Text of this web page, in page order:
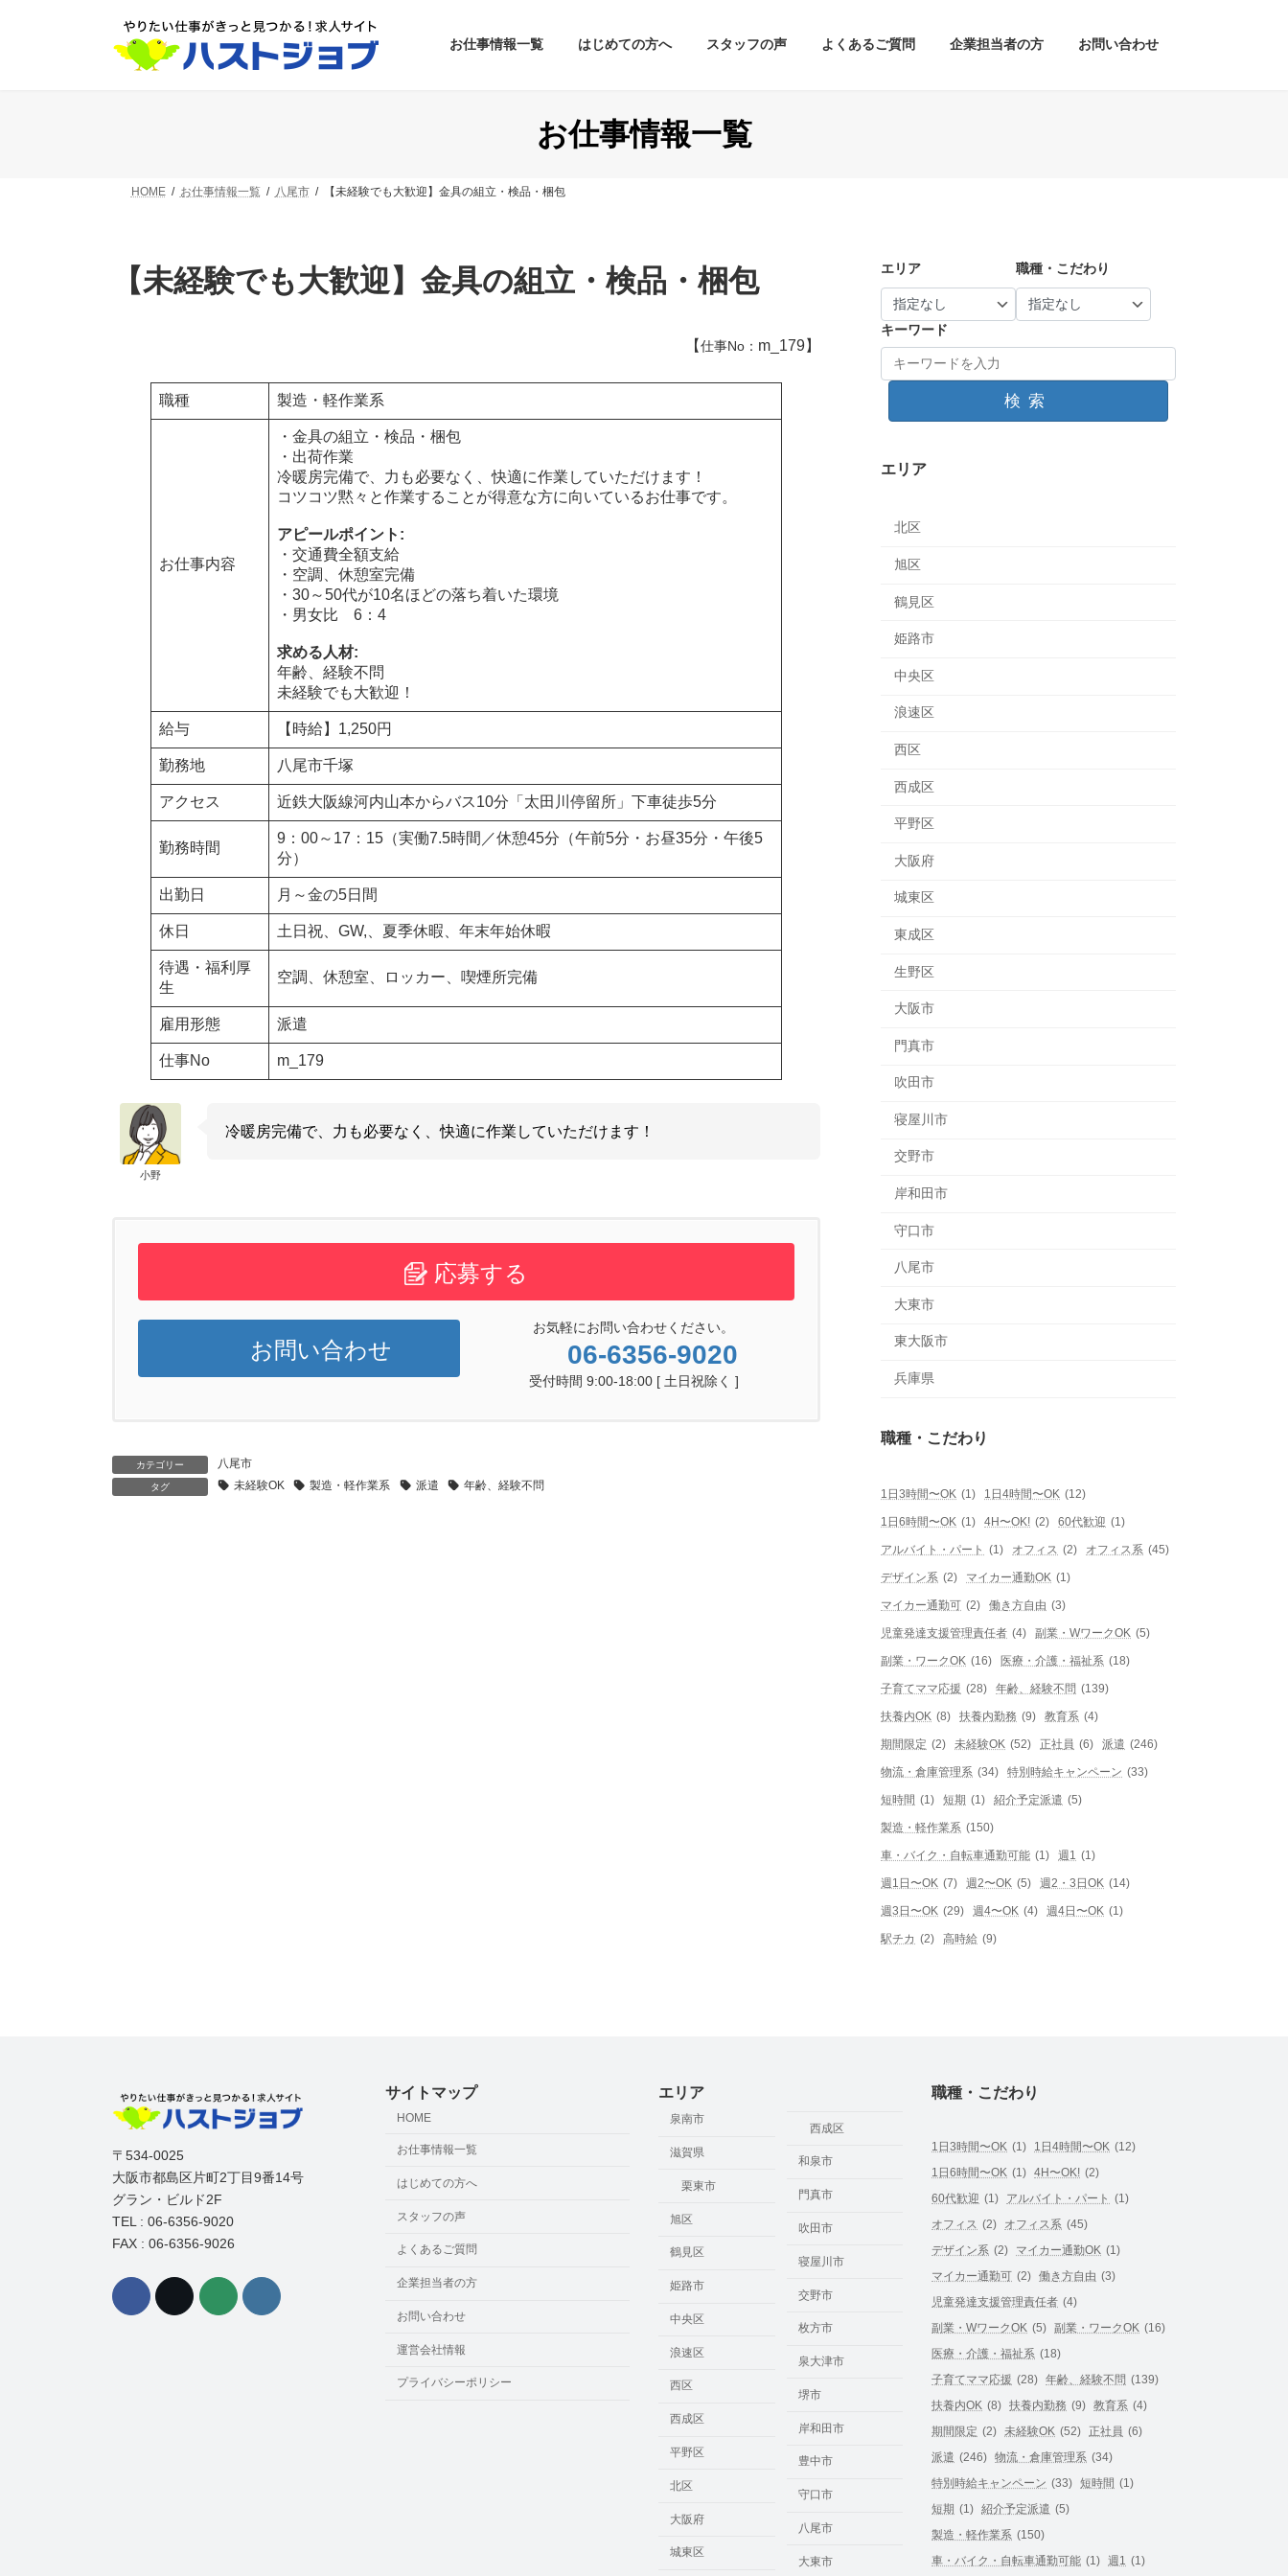
お仕事情報一覧 はじめての方へ スタッフの声 よくあるご質問 企業担当者の方 お問い合わせ
お仕事情報一覧
HOME お仕事情報一覧 八尾市 【未経験でも大歓迎】金具の組立・検品・梱包
【未経験でも大歓迎】金具の組立・検品・梱包
【仕事No： m_179】
職種 製造・軽作業系
お仕事内容
・金具の組立・検品・梱包
・出荷作業
冷暖房完備で、力も必要なく、快適に作業していただけます！
コツコツ黙々と作業することが得意な方に向いているお仕事です。
アピールポイント:
・交通費全額支給
・空調、休憩室完備
・30～50代が10名ほどの落ち着いた環境
・男女比 6：4
求める人材:
年齢、経験不問
未経験でも大歓迎！
給与 【時給】1,250円
勤務地 八尾市千塚
アクセス 近鉄大阪線河内山本からバス10分「太田川停留所」下車徒歩5分
勤務時間
9：00～17：15（実働7.5時間／休憩45分（午前5分・お昼35分・午後5
分）
出勤日 月～金の5日間
休日 土日祝、GW,、夏季休暇、年末年始休暇
待遇・福利厚
生
空調、休憩室、ロッカー、喫煙所完備
雇用形態 派遣
仕事No m_179
小野
冷暖房完備で、力も必要なく、快適に作業していただけます！
応募する
お問い合わせ
お気軽にお問い合わせください。
06-6356-9020
受付時間 9:00-18:00 [ 土日祝除く ]
カテゴリー 八尾市
タグ 未経験OK 製造・軽作業系 派遣 年齢、経験不問
エリア 職種・こだわり
キーワード
検索
エリア
北区
旭区
鶴見区
姫路市
中央区
浪速区
西区
西成区
平野区
大阪府
城東区
東成区
生野区
大阪市
門真市
吹田市
寝屋川市
交野市
岸和田市
守口市
八尾市
大東市
東大阪市
兵庫県
職種・こだわり
1日3時間〜OK (1) 1日4時間〜OK (12)
1日6時間〜OK (1) 4H〜OK! (2) 60代歓迎 (1)
アルバイト・パート (1) オフィス (2) オフィス系 (45)
デザイン系 (2) マイカー通勤OK (1)
マイカー通勤可 (2) 働き方自由 (3)
児童発達支援管理責任者 (4) 副業・WワークOK (5)
副業・ワークOK (16) 医療・介護・福祉系 (18)
子育てママ応援 (28) 年齢、経験不問 (139)
扶養内OK (8) 扶養内勤務 (9) 教育系 (4)
期間限定 (2) 未経験OK (52) 正社員 (6) 派遣 (246)
物流・倉庫管理系 (34) 特別時給キャンペーン (33)
短時間 (1) 短期 (1) 紹介予定派遣 (5)
製造・軽作業系 (150)
車・バイク・自転車通勤可能 (1) 週1 (1)
週1日〜OK (7) 週2〜OK (5) 週2・3日OK (14)
週3日〜OK (29) 週4〜OK (4) 週4日〜OK (1)
駅チカ (2) 高時給 (9)
〒534-0025
大阪市都島区片町2丁目9番14号
グラン・ビルド2F
TEL : 06-6356-9020
FAX : 06-6356-9026
サイトマップ
HOME
お仕事情報一覧
はじめての方へ
スタッフの声
よくあるご質問
企業担当者の方
お問い合わせ
運営会社情報
プライバシーポリシー
エリア
泉南市
滋賀県
栗東市
旭区
鶴見区
姫路市
中央区
浪速区
西区
西成区
平野区
北区
大阪府
城東区
西成区
和泉市
門真市
吹田市
寝屋川市
交野市
枚方市
泉大津市
堺市
岸和田市
豊中市
守口市
八尾市
大東市
職種・こだわり
1日3時間〜OK (1) 1日4時間〜OK (12)
1日6時間〜OK (1) 4H〜OK! (2)
60代歓迎 (1) アルバイト・パート (1)
オフィス (2) オフィス系 (45)
デザイン系 (2) マイカー通勤OK (1)
マイカー通勤可 (2) 働き方自由 (3)
児童発達支援管理責任者 (4)
副業・WワークOK (5) 副業・ワークOK (16)
医療・介護・福祉系 (18)
子育てママ応援 (28) 年齢、経験不問 (139)
扶養内OK (8) 扶養内勤務 (9) 教育系 (4)
期間限定 (2) 未経験OK (52) 正社員 (6)
派遣 (246) 物流・倉庫管理系 (34)
特別時給キャンペーン (33) 短時間 (1)
短期 (1) 紹介予定派遣 (5)
製造・軽作業系 (150)
車・バイク・自転車通勤可能 (1) 週1 (1)